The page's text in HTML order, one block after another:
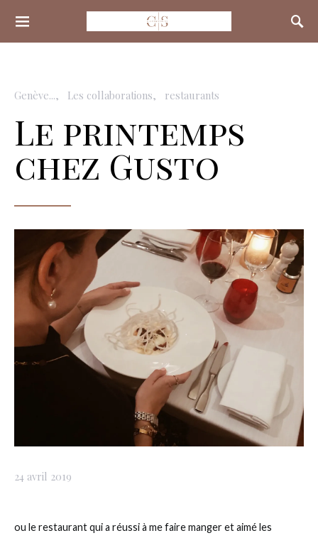
Search for:
Genève... Les collaborations restaurants
Le printemps
chez Gusto
24 avril 2019
ou le restaurant qui a réussi à me faire manger et aimé les